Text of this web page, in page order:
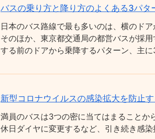
バスの乗り方と降り方のよくある3パタ
日本のバス路線で最も多いのは、横のド
そのほか、東京都交通局の都営バスが採
する前のドアから乗降するパターン、主
新型コロナウイルスの感染拡大を防止
満員のバスは3つの密に当てはまることか
休日ダイヤに変更するなど、引き続き感